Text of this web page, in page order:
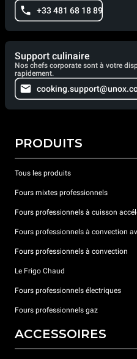
+33 481 68 18 89
Support culinaire
Nos chefs corporate sont à votre
rapidement.
PRODUITS
Tous les produits
Fours mixtes professionnels
Fours professionnels à cuisson
Fours professionnels à convection
Fours professionnels à convection
Le Frigo Chaud
Fours professionnels électriques
Fours professionnels gaz
ACCESSOIRES